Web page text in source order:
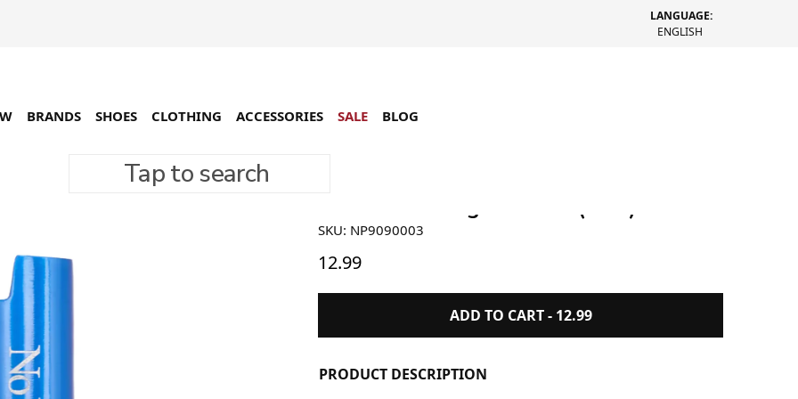
LANGUAGE:
ENGLISH
Tap to search
BRANDS SHOES CLOTHING ACCESSORIES SALE BLOG
No Problemo Lighter Case (Blau)
SKU: NP9090003
12.99
ADD TO CART - 12.99
PRODUCT DESCRIPTION